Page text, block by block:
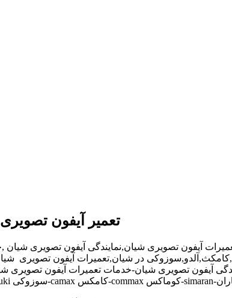
تعمیر آیفون
آیفون تصویری شیان,نمایندگی آیفون تصویری
در شیان,تعمیرات آیفون تصویری
آیفون تصویری شیان-خدمات تعمیرات آیفون تصویری